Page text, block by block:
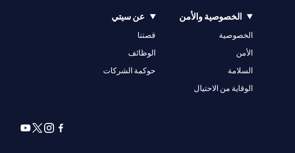
الخصوصية والأمن
الخصوصية
الأمن
السلامة
الوقاية من الاحتيال
عن سيتي
قصتنا
(opens in a new tab)
الوظائف
(opens in a new tab)
حوكمة الشركات
(opens in a new tab)